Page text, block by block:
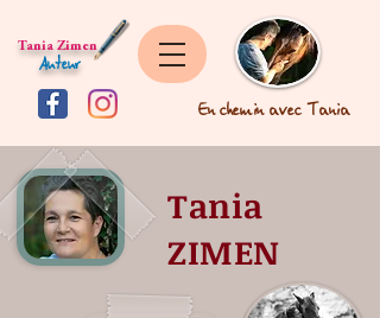
Auteur
Tania Zimen
En chemin avec Tania
Tania
ZIMEN